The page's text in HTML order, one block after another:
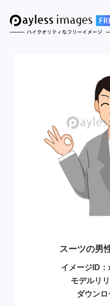
スーツの男
イメージID
モデルリ
ダウン